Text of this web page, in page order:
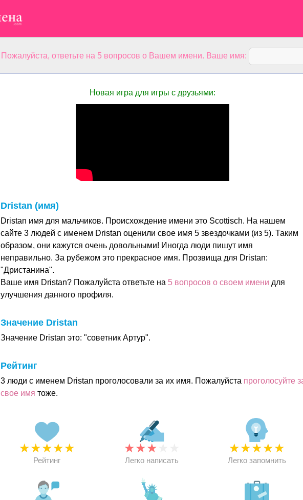
Пожалуйста, ответьте на 5 вопросов о Вашем имени. Ваше имя:
Новая игра для игры с друзьями:
Dristan (имя)
Dristan имя для мальчиков. Происхождение имени это Scottisch. На нашем
сайте 3 людей с именем Dristan оценили свое имя 5 звездочками (из 5). Таким
образом, они кажутся очень довольными! Иногда люди пишут имя
неправильно. За рубежом это прекрасное имя. Прозвища для Dristan:
"Дристанина".
Ваше имя Dristan? Пожалуйста ответьте на 5 вопросов о своем имени для
улучшения данного профиля.
Значение Dristan
Значение Dristan это: "советник Артур".
Рейтинг
3 люди с именем Dristan проголосовали за их имя. Пожалуйста проголосуйте
свое имя тоже.
★★★★★
Рейтинг
★★★
Легко написать
★★★★★
Легко запомнить